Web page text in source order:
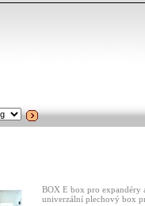
BOX E box pro expandéry
univerzální plechový box